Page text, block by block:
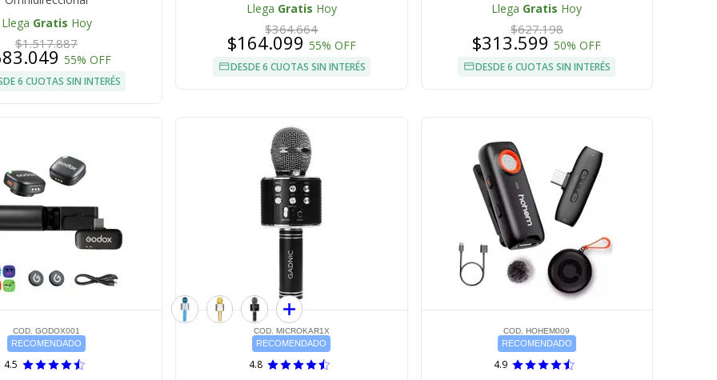
Llega Gratis Hoy
$1.517.887
55% OFF
6 CUOTAS SIN INTERÉS
Llega Gratis Hoy
$364.664
$164.099 55% OFF
DESDE 6 CUOTAS SIN INTERÉS
Llega Gratis Hoy
$627.198
$313.59950% OFF
DESDE 6 CUOTAS SIN INTERÉS
COD. GODOX001
RECOMENDADO
4.5
COD. MICROKAR1X
RECOMENDADO
4.8
COD. HOHEM009
RECOMENDADO
4.9